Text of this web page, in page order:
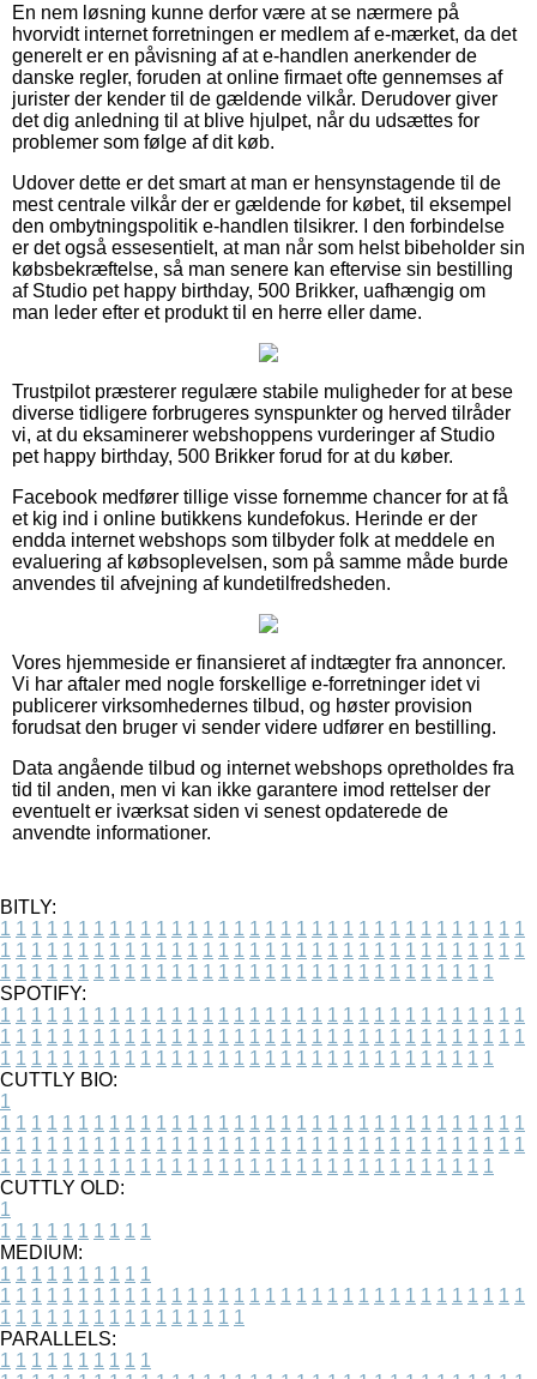
En nem løsning kunne derfor være at se nærmere på
hvorvidt internet forretningen er medlem af e-mærket, da det
generelt er en påvisning af at e-handlen anerkender de
danske regler, foruden at online firmaet ofte gennemses af
jurister der kender til de gældende vilkår. Derudover giver
det dig anledning til at blive hjulpet, når du udsættes for
problemer som følge af dit køb.
Udover dette er det smart at man er hensynstagende til de
mest centrale vilkår der er gældende for købet, til eksempel
den ombytningspolitik e-handlen tilsikrer. I den forbindelse
er det også essesentielt, at man når som helst bibeholder sin
købsbekræftelse, så man senere kan eftervise sin bestilling
af Studio pet happy birthday, 500 Brikker, uafhængig om
man leder efter et produkt til en herre eller dame.
Trustpilot præsterer regulære stabile muligheder for at bese
diverse tidligere forbrugeres synspunkter og herved tilråder
vi, at du eksaminerer webshoppens vurderinger af Studio
pet happy birthday, 500 Brikker forud for at du køber.
Facebook medfører tillige visse fornemme chancer for at få
et kig ind i online butikkens kundefokus. Herinde er der
endda internet webshops som tilbyder folk at meddele en
evaluering af købsoplevelsen, som på samme måde burde
anvendes til afvejning af kundetilfredsheden.
Vores hjemmeside er finansieret af indtægter fra annoncer.
Vi har aftaler med nogle forskellige e-forretninger idet vi
publicerer virksomhedernes tilbud, og høster provision
forudsat den bruger vi sender videre udfører en bestilling.
Data angående tilbud og internet webshops opretholdes fra
tid til anden, men vi kan ikke garantere imod rettelser der
eventuelt er iværksat siden vi senest opdaterede de
anvendte informationer.
BITLY:
1 1 1 1 1 1 1 1 1 1 1 1 1 1 1 1 1 1 1 1 1 1 1 1 1 1 1 1 1 1 1 1 1 1
1 1 1 1 1 1 1 1 1 1 1 1 1 1 1 1 1 1 1 1 1 1 1 1 1 1 1 1 1 1 1 1 1 1
1 1 1 1 1 1 1 1 1 1 1 1 1 1 1 1 1 1 1 1 1 1 1 1 1 1 1 1 1 1 1 1
SPOTIFY:
1 1 1 1 1 1 1 1 1 1 1 1 1 1 1 1 1 1 1 1 1 1 1 1 1 1 1 1 1 1 1 1 1 1
1 1 1 1 1 1 1 1 1 1 1 1 1 1 1 1 1 1 1 1 1 1 1 1 1 1 1 1 1 1 1 1 1 1
1 1 1 1 1 1 1 1 1 1 1 1 1 1 1 1 1 1 1 1 1 1 1 1 1 1 1 1 1 1 1 1
CUTTLY BIO:
1
1 1 1 1 1 1 1 1 1 1 1 1 1 1 1 1 1 1 1 1 1 1 1 1 1 1 1 1 1 1 1 1 1 1
1 1 1 1 1 1 1 1 1 1 1 1 1 1 1 1 1 1 1 1 1 1 1 1 1 1 1 1 1 1 1 1 1 1
1 1 1 1 1 1 1 1 1 1 1 1 1 1 1 1 1 1 1 1 1 1 1 1 1 1 1 1 1 1 1 1
CUTTLY OLD:
1
1 1 1 1 1 1 1 1 1 1
MEDIUM:
1 1 1 1 1 1 1 1 1 1
1 1 1 1 1 1 1 1 1 1 1 1 1 1 1 1 1 1 1 1 1 1 1 1 1 1 1 1 1 1 1 1 1 1
1 1 1 1 1 1 1 1 1 1 1 1 1 1 1 1
PARALLELS:
1 1 1 1 1 1 1 1 1 1